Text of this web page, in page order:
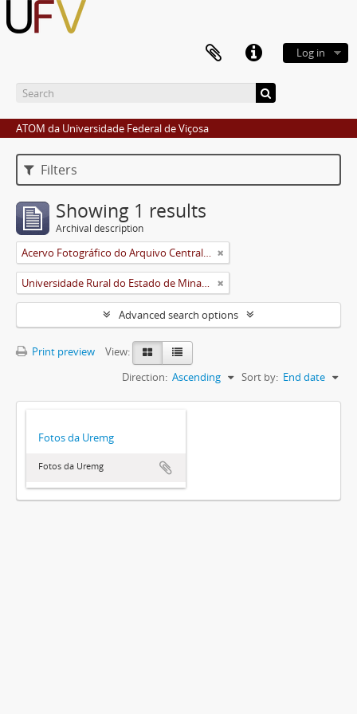
Log in
ATOM da Universidade Federal de Viçosa
Filters
Showing 1 results
Archival description
Acervo Fotográfico do Arquivo Central Histórico da UFV
Universidade Rural do Estado de Minas Gerais (Uremg)
Advanced search options
Print preview
View:
Sort by: End date
Direction: Ascending
Fotos da Uremg
Fotos da Uremg